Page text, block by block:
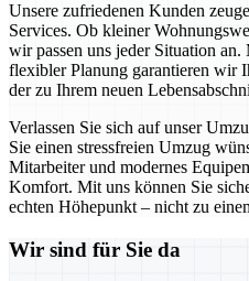
Unsere zufriedenen Kunden
Services. Ob kleiner
wir passen uns jeder Situation
flexibler Planung garantieren wir
der zu Ihrem neuen
Verlassen Sie sich auf unser
Sie einen stressfreien Umzug
Mitarbeiter und modernes
Komfort. Mit uns können Sie
echten Höhepunkt – nicht zu
Wir sind für Sie da